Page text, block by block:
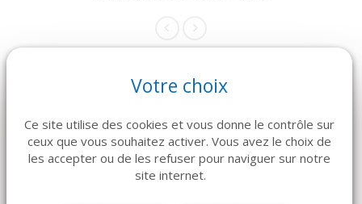
DÉTAILS DÉTAILS
Votre choix
Ce site utilise des cookies et vous donne le contrôle sur
ceux que vous souhaitez activer. Vous avez le choix de
les accepter ou de les refuser pour naviguer sur notre
site internet.